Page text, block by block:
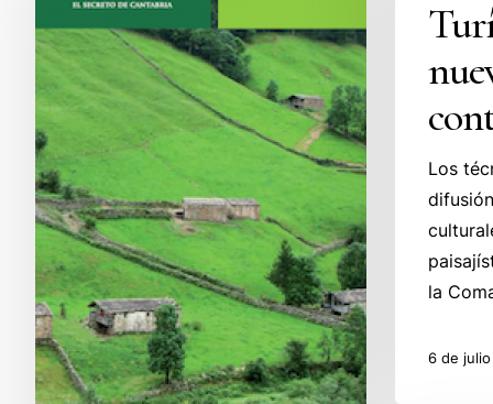
Los
la
6 de
Valles
Pasiegos